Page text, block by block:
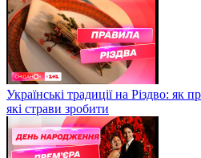
Українські традиції на Різдво: як
які страви зробити